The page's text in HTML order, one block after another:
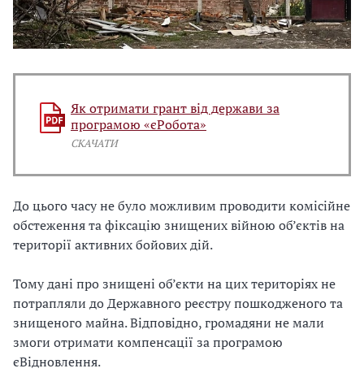
Як отримати грант від держави за
програмою «єРобота»
СКАЧАТИ
До цього часу не було можливим проводити комісійне
обстеження та фіксацію знищених війною об’єктів на
території активних бойових дій.
Тому дані про знищені об’єкти на цих територіях не
потрапляли до Державного реєстру пошкодженого та
знищеного майна. Відповідно, громадяни не мали
змоги отримати компенсації за програмою
єВідновлення.